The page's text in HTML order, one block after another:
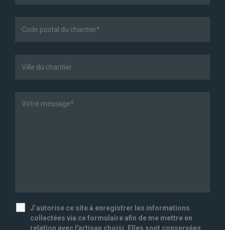
J’autorise ce site à enregistrer les informations
collectées via ce formulaire afin de me mettre en
relation avec l'artisan choisi. Elles sont conservées